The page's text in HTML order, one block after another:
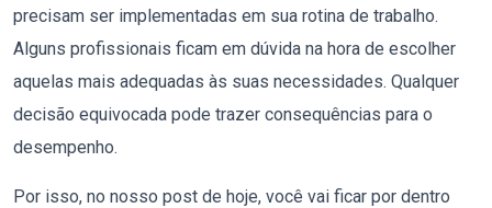
precisam ser implementadas em sua rotina de trabalho.
Alguns profissionais ficam em dúvida na hora de escolher
aquelas mais adequadas às suas necessidades. Qualquer
decisão equivocada pode trazer consequências para o
desempenho.
Por isso, no nosso post de hoje, você vai ficar por dentro